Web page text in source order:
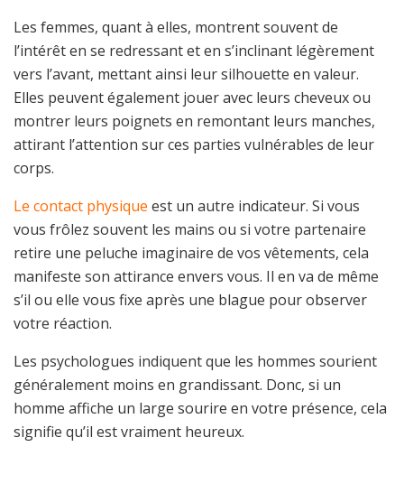
Les femmes, quant à elles, montrent souvent de
l’intérêt en se redressant et en s’inclinant légèrement
vers l’avant, mettant ainsi leur silhouette en valeur.
Elles peuvent également jouer avec leurs cheveux ou
montrer leurs poignets en remontant leurs manches,
attirant l’attention sur ces parties vulnérables de leur
corps.
Le contact physique est un autre indicateur. Si vous
vous frôlez souvent les mains ou si votre partenaire
retire une peluche imaginaire de vos vêtements, cela
manifeste son attirance envers vous. Il en va de même
s’il ou elle vous fixe après une blague pour observer
votre réaction.
Les psychologues indiquent que les hommes sourient
généralement moins en grandissant. Donc, si un
homme affiche un large sourire en votre présence, cela
signifie qu’il est vraiment heureux.